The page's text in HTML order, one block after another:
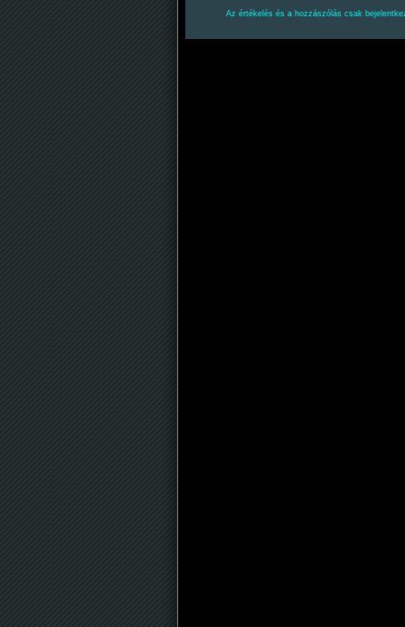
Az értékelés és a hozzászólás csak